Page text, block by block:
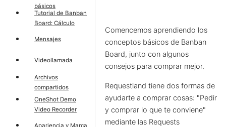
básicos
Tutorial de Banban
Board: Cálculo
Mensajes
Videollamada
Archivos
compartidos
OneShot Demo
Video Recorder
Apariencia y Marca
Comencemos aprendiendo los
conceptos básicos de Banban
Board, junto con algunos
consejos para comprar mejor.
Requestland tiene dos formas de
ayudarte a comprar cosas: "Pedir
y comprar lo que te conviene"
mediante las Requests